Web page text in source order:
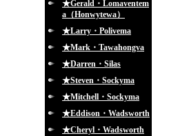
★Gerald・Lomaventem
a（Honwytewa）
★Larry・Polivema
★Mark・Tawahongva
★Darren・Silas
★Steven・Sockyma
★Mitchell・Sockyma
★Eddison・Wadsworth
★Cheryl・Wadsworth